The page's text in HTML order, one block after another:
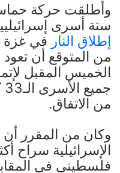
وأطلقت حركة
ستة أسرى
إطلاق النار في غزة
من المتوقع أن
الخميس المقبل
من الاتفاق.
وكان من المقرر
فلسطيني في